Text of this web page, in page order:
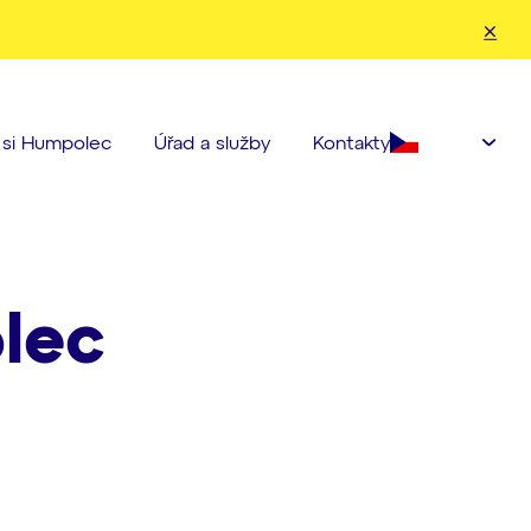
a dolů pro kontrolu a enter pro přechod na požadovanou
Humpolec Úřad a služby Kontakty Čeština‎